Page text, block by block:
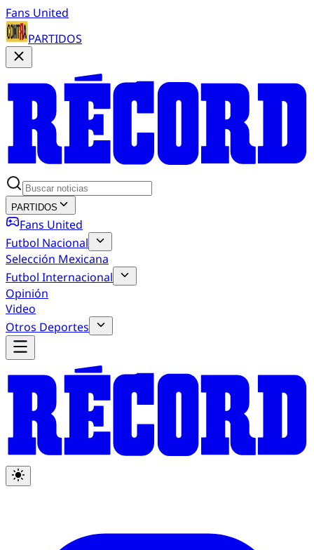
Fans United
PARTIDOS
PARTIDOS
Fans United
Futbol Nacional
Selección Mexicana
Futbol Internacional
Opinión
Video
Otros Deportes